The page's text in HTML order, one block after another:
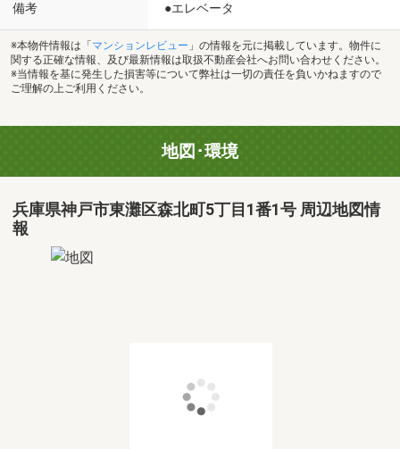
備考 ●エレベータ
※本物件情報は「 マンションレビュー 」の情報を元に掲載しています。物件に
関する正確な情報、及び最新情報は取扱不動産会社へお問い合わせください。
※当情報を基に発生した損害等について弊社は一切の責任を負いかねますので
ご理解の上ご利用ください。
地図･環境
兵庫県神戸市東灘区森北町5丁目1番1号 周辺地図情
報